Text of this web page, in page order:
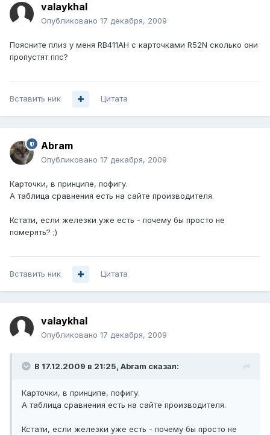
valaykhal
Опубликовано 17 декабря, 2009
Поясните плиз у меня RB411AH с карточками R52N сколько они
пропустят ппс?
Вставить ник Цитата
Abram
Опубликовано 17 декабря, 2009
Карточки, в принципе, пофигу.
А таблица сравнения есть на сайте производителя.
Кстати, если железки уже есть - почему бы просто не
померять? ;)
Вставить ник Цитата
valaykhal
Опубликовано 17 декабря, 2009
В 17.12.2009 в 21:25, Abram сказал:
Карточки, в принципе, пофигу.
А таблица сравнения есть на сайте производителя.
Кстати, если железки уже есть - почему бы просто не